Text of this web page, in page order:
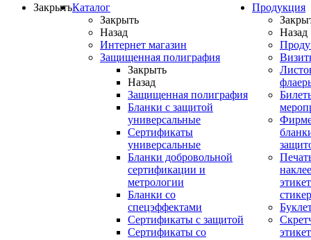
ЗакрытьКаталог
Закрыть
Назад
Интернет магазин
Защищенная полиграфия
Закрыть
Назад
Защищенная полиграфия
Бланки с защитой
универсальные
Сертификаты
универсальные
Бланки добровольной
сертификации и
метрологии
Бланки со
спецэффектами
Сертификаты с защитой
Сертификаты со
Продукция
Назад